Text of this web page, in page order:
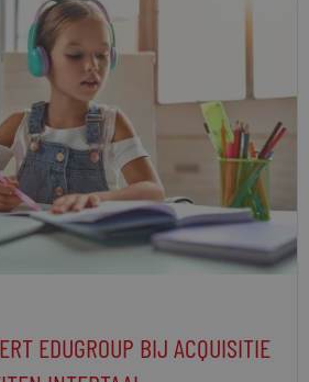
EDUGROUP BIJ ACQUISITIE